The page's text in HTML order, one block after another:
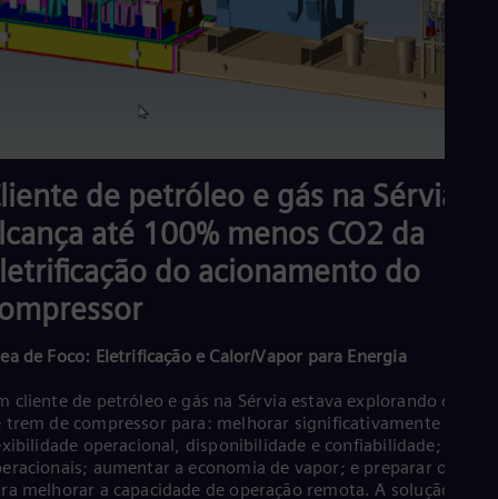
de petróleo e gás na Sérvia
até 100% menos CO2 da
do acionamento do
de Foco: Eletrificação e Calor/Vapor para Energia
cliente de petróleo e gás na Sérvia estava explorando opções
trem de compressor para: melhorar significativamente a
operacional, disponibilidade e confiabilidade; e
aumentar a economia de vapor; e preparar o ativo
melhorar a capacidade de operação remota. A solução